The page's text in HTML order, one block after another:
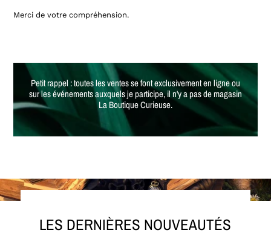
Merci de votre compréhension.
Petit rappel : toutes les ventes se font exclusivement en ligne ou
sur les événements auxquels je participe, il n'y a pas de magasin
La Boutique Curieuse.
LES DERNIÈRES NOUVEAUTÉS